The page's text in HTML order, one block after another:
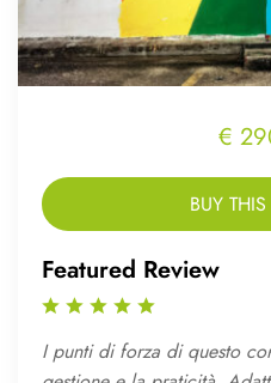
€
BUY
Featured Review
I punti di forza di questo